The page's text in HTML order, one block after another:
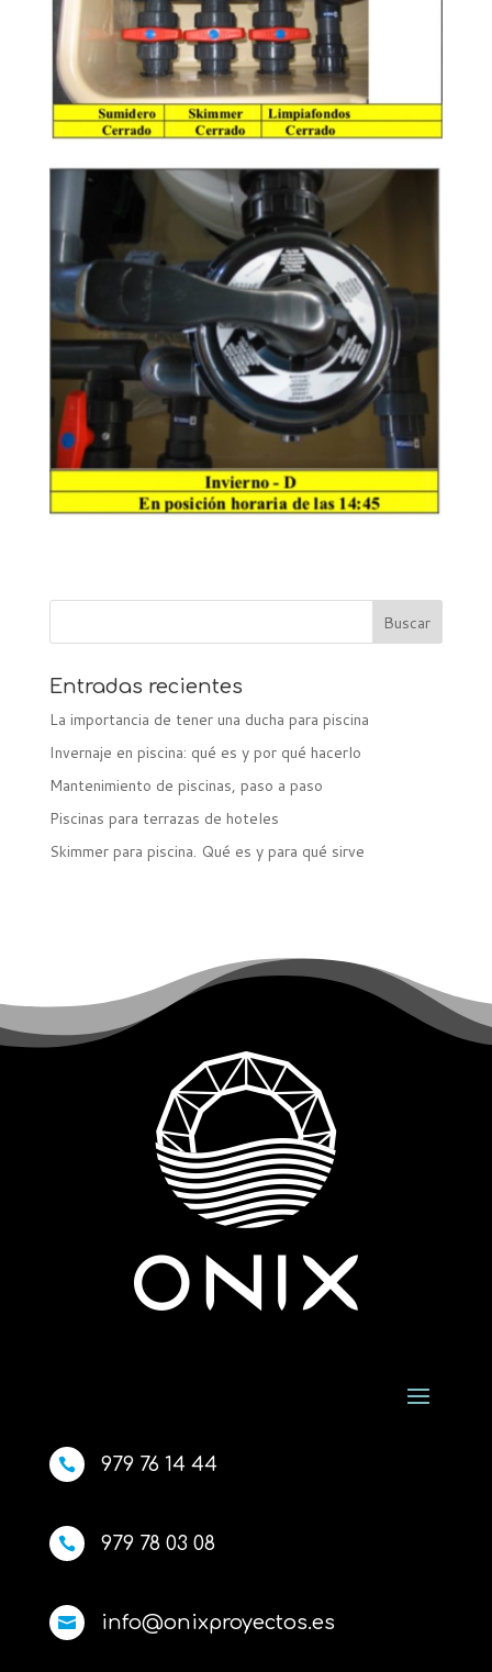
Entradas recientes
La importancia de tener una ducha para piscina
Invernaje en piscina: qué es y por qué hacerlo
Mantenimiento de piscinas, paso a paso
Piscinas para terrazas de hoteles
Skimmer para piscina. Qué es y para qué sirve
 979 76 14 44
 979 78 03 08
 info@onixproyectos.es